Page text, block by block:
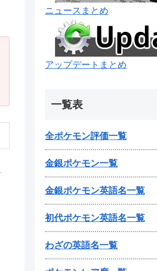
ニュースまとめ
アップデートまとめ
一覧表
全ポケモン評価一覧
金銀ポケモン一覧
金銀ポケモン英語名一覧
初代ポケモン英語名一覧
わざの英語名一覧